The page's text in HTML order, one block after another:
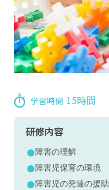
学習時間 15時間
研修内容
障害の理解
障害児保育の環境
障害児の発達の援助